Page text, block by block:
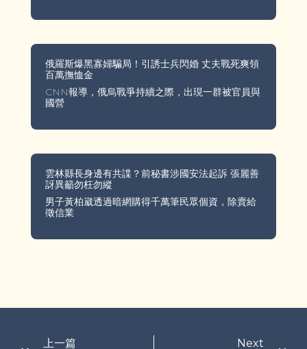
俄羅斯爆黑寡婦騙局！引誘士兵閃婚 丈夫戰死爽領
百萬撫恤金
CNN報導，俄烏戰爭持續之際，出現一群被官員與
國營
雲林縣長身邊有共諜？前秘書涉國安法起訴 張麗善
訝異籲勿枉勿縱
男子黃柏崴透過暗網購得千萬筆民眾個資，除賣給
徵信業
上一篇 Next